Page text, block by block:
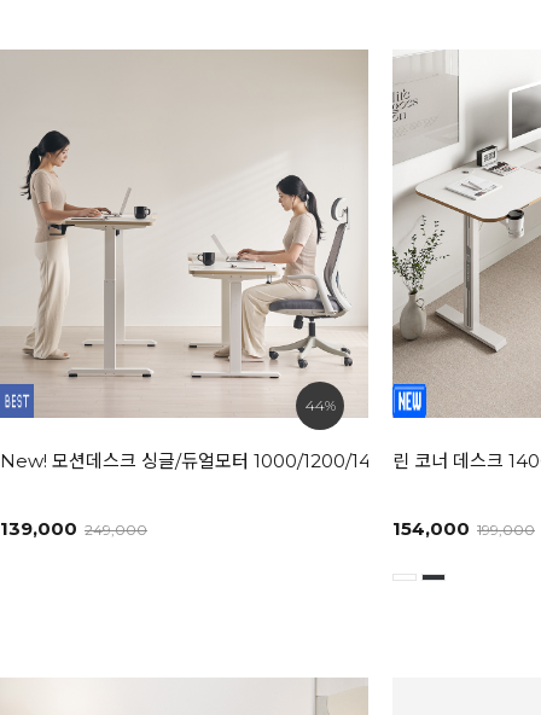
44%
New! 모션데스크 싱글/듀얼모터 1000/1200/1400/1600/1800 사이
139,000 249,000
린 코너 데스크
154,000 199,000